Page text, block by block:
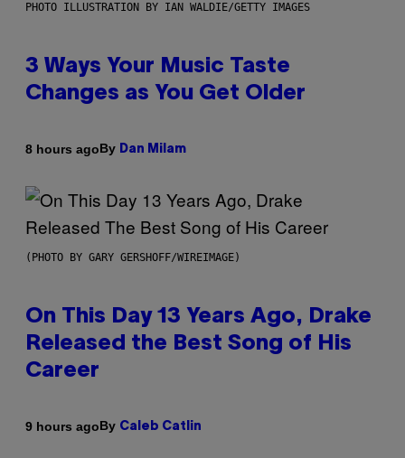
PHOTO ILLUSTRATION BY IAN WALDIE/GETTY IMAGES
3 Ways Your Music Taste
Changes as You Get Older
8 hours agoBy Dan Milam
(PHOTO BY GARY GERSHOFF/WIREIMAGE)
On This Day 13 Years Ago, Drake
Released the Best Song of His
Career
9 hours agoBy Caleb Catlin